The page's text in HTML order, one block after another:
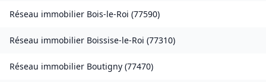
Réseau immobilier Bois-le-Roi (77590)
Réseau immobilier Boissise-le-Roi (77310)
Réseau immobilier Boutigny (77470)